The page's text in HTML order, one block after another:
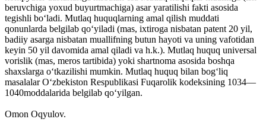
beruvchiga yoxud buyurtmachiga) asar yaratilishi fakti asosida
tegishli boʻladi. Mutlaq huquqlarning amal qilish muddati
qonunlarda belgilab qoʻyiladi (mas, ixtiroga nisbatan patent 20 yil,
badiiy asarga nisbatan muallifning butun hayoti va uning vafotidan
keyin 50 yil davomida amal qiladi va h.k.). Mutlaq huquq universal
vorislik (mas, meros tartibida) yoki shartnoma asosida boshqa
shaxslarga oʻtkazilishi mumkin. Mutlaq huquq bilan bogʻliq
masalalar Oʻzbekiston Respublikasi Fuqarolik kodeksining 1034—
1040moddalarida belgilab qoʻyilgan.
Omon Oqyulov.